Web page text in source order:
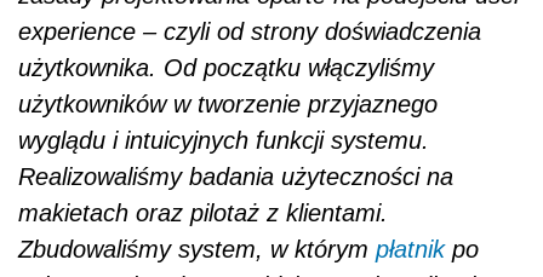
experience – czyli od strony doświadczenia
użytkownika. Od początku włączyliśmy
użytkowników w tworzenie przyjaznego
wyglądu i intuicyjnych funkcji systemu.
Realizowaliśmy badania użyteczności na
makietach oraz pilotaż z klientami.
Zbudowaliśmy system, w którym płatnikpo